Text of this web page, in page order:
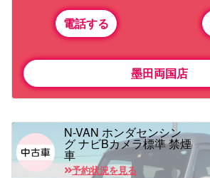
電話する
墨田両国店
N-VAN ホンダセンシン
グ ナビBカメラ標準 禁煙
車
予約状況を見る